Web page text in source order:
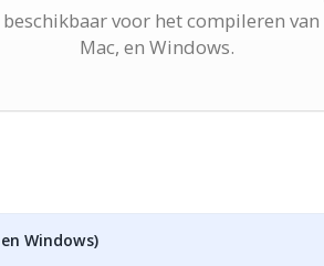
beschikbaar voor het compileren
Mac, en Windows.
Windows)